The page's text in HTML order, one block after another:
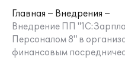
Главная
Внедрения
Внедрение ПП
Персоналом 8" в
финансовым